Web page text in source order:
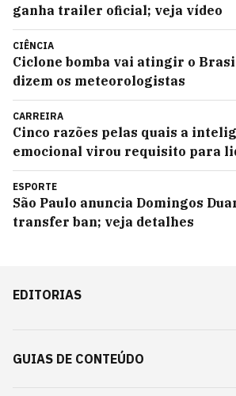
ganha trailer oficial; veja vídeo
CIÊNCIA
Ciclone bomba vai atingir o
dizem os meteorologistas
CARREIRA
Cinco razões pelas quais a
emocional virou requisito para
ESPORTE
São Paulo anuncia Domingos
transfer ban; veja detalhes
EDITORIAS
GUIAS DE CONTEÚDO